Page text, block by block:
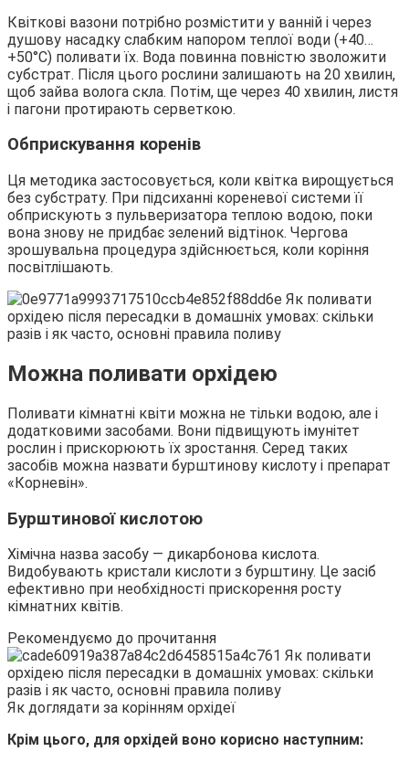
Квіткові вазони потрібно розмістити у ванній і через
душову насадку слабким напором теплої води (+40…
+50°С) поливати їх. Вода повинна повністю зволожити
субстрат. Після цього рослини залишають на 20 хвилин,
щоб зайва волога скла. Потім, ще через 40 хвилин, листя
і пагони протирають серветкою.
Обприскування коренів
Ця методика застосовується, коли квітка вирощується
без субстрату. При підсиханні кореневої системи її
обприскують з пульверизатора теплою водою, поки
вона знову не придбає зелений відтінок. Чергова
зрошувальна процедура здійснюється, коли коріння
посвітлішають.
Можна поливати орхідею
Поливати кімнатні квіти можна не тільки водою, але і
додатковими засобами. Вони підвищують імунітет
рослин і прискорюють їх зростання. Серед таких
засобів можна назвати бурштинову кислоту і препарат
«Корневін».
Бурштинової кислотою
Хімічна назва засобу — дикарбонова кислота.
Видобувають кристали кислоти з бурштину. Це засіб
ефективно при необхідності прискорення росту
кімнатних квітів.
Рекомендуємо до прочитання
Як доглядати за корінням орхідеї
Крім цього, для орхідей воно корисно наступним: